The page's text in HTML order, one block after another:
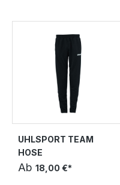
UHLSPORT TEAM
HOSE
Ab 18,00 €*